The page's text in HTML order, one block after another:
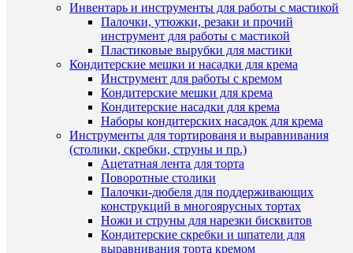
Инвентарь и инструменты для работы с мастикой
Палочки, утюжки, резаки и прочий
инструмент для работы с мастикой
Пластиковые вырубки для мастики
Кондитерские мешки и насадки для крема
Инструмент для работы с кремом
Кондитерские мешки для крема
Кондитерские насадки для крема
Наборы кондитерских насадок для крема
Инструменты для тортированя и выравнивания
(столики, скребки, струны и пр.)
Ацетатная лента для торта
Поворотные столики
Палочки-дюбеля для поддерживающих
конструкций в многоярусных тортах
Ножи и струны для нарезки бисквитов
Кондитерские скребки и шпатели для
выравнивания торта кремом
В
К
В
Быстрый
руб.
/
корзину
Купить